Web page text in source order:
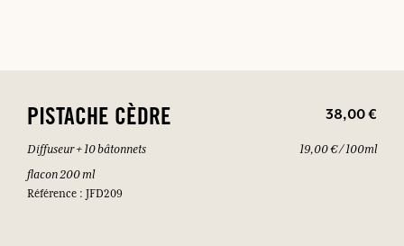
PISTACHE CÈDRE 38,00 €
Diffuseur + 10 bâtonnets
flacon 200 ml
Référence : JFD209
19,00 € / 100ml